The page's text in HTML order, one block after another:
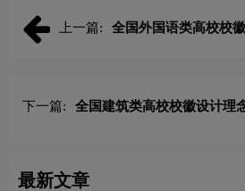
上一篇: 全国外国语类高校校
下一篇: 全国建筑类高校校徽设计理
最新文章